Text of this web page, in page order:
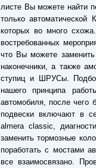
листе Вы можете найти
только
которых во много
востребованных
что Вы можете
наконечники, а также
ступиц и ШРУСы.
нашего принципа
автомобиля, после чего
подвески включают в
almera classic,
заменить тормозные
поработать с мостами
все взаимосвязано.